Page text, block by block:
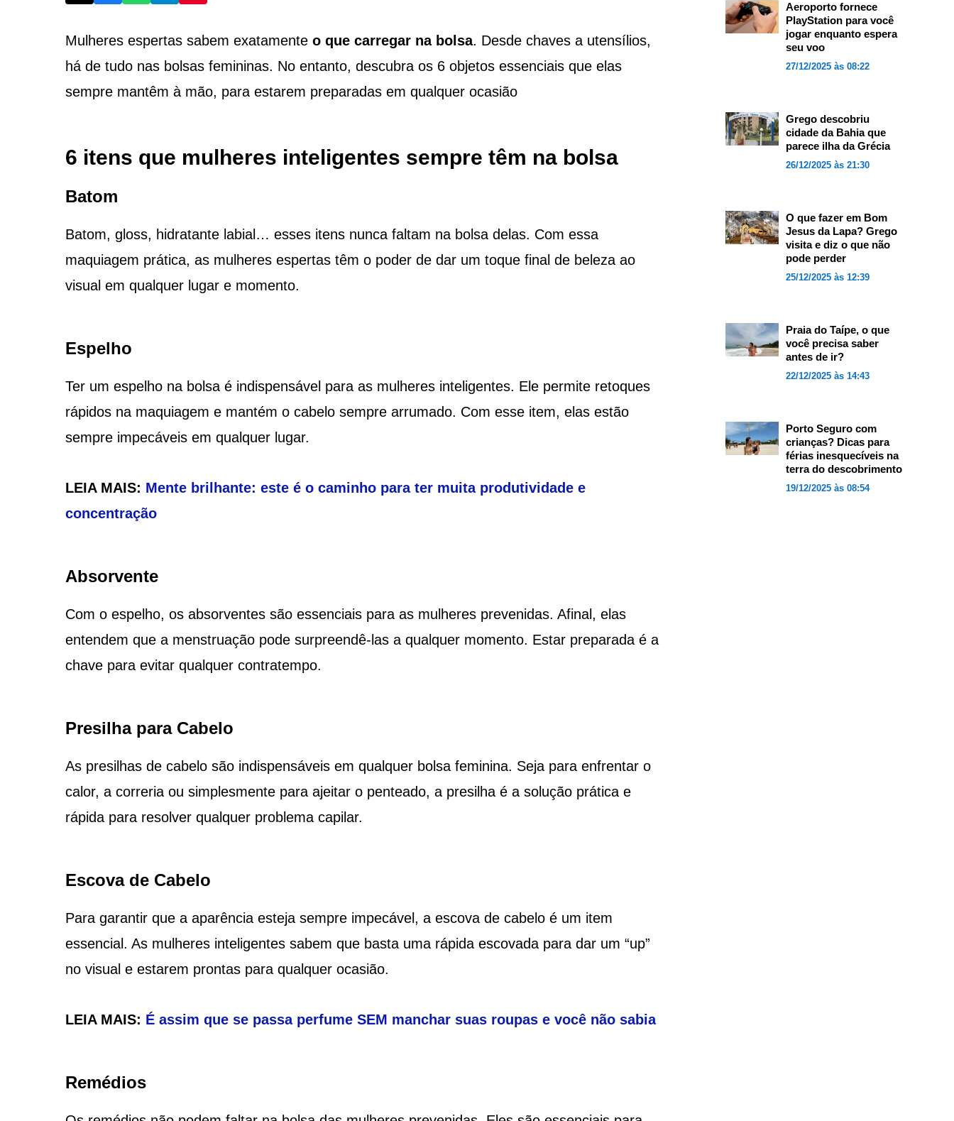
Mulheres espertas sabem exatamente o que carregar na bolsa. Desde chaves a utensílios,
há de tudo nas bolsas femininas. No entanto, descubra os 6 objetos essenciais que elas
sempre mantêm à mão, para estarem preparadas em qualquer ocasião
6 itens que mulheres inteligentes sempre têm na bolsa
Batom
Batom, gloss, hidratante labial… esses itens nunca faltam na bolsa delas. Com essa
maquiagem prática, as mulheres espertas têm o poder de dar um toque final de beleza ao
visual em qualquer lugar e momento.
Espelho
Ter um espelho na bolsa é indispensável para as mulheres inteligentes. Ele permite retoques
rápidos na maquiagem e mantém o cabelo sempre arrumado. Com esse item, elas estão
sempre impecáveis em qualquer lugar.
LEIA MAIS: Mente brilhante: este é o caminho para ter muita produtividade e
concentração
Absorvente
Com o espelho, os absorventes são essenciais para as mulheres prevenidas. Afinal, elas
entendem que a menstruação pode surpreendê-las a qualquer momento. Estar preparada é a
chave para evitar qualquer contratempo.
Presilha para Cabelo
As presilhas de cabelo são indispensáveis em qualquer bolsa feminina. Seja para enfrentar o
calor, a correria ou simplesmente para ajeitar o penteado, a presilha é a solução prática e
rápida para resolver qualquer problema capilar.
Escova de Cabelo
Para garantir que a aparência esteja sempre impecável, a escova de cabelo é um item
essencial. As mulheres inteligentes sabem que basta uma rápida escovada para dar um “up”
no visual e estarem prontas para qualquer ocasião.
LEIA MAIS: É assim que se passa perfume SEM manchar suas roupas e você não sabia
Remédios
Aeroporto fornece
PlayStation para você
jogar enquanto espera
seu voo
27/12/2025 às 08:22
Grego descobriu
cidade da Bahia que
parece ilha da Grécia
26/12/2025 às 21:30
O que fazer em Bom
Jesus da Lapa? Grego
visita e diz o que não
pode perder
25/12/2025 às 12:39
Praia do Taípe, o que
você precisa saber
antes de ir?
22/12/2025 às 14:43
Porto Seguro com
crianças? Dicas para
férias inesquecíveis na
terra do descobrimento
19/12/2025 às 08:54